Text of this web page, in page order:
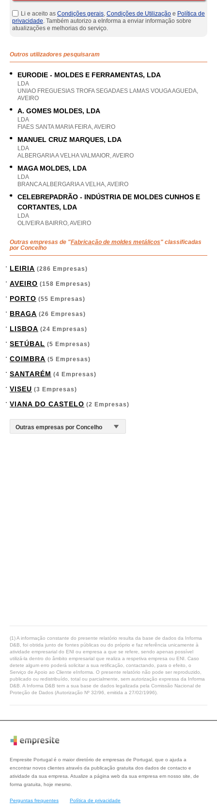
Li e aceito as Condições gerais, Condições de Utilização e Política de
privacidade. Também autorizo a eInforma a enviar informação sobre
atualizações e melhorias do serviço.
Outros utilizadores pesquisaram
EURODIE - MOLDES E FERRAMENTAS, LDA
LDA
UNIAO FREGUESIAS TROFA SEGADAES LAMAS VOUGA AGUEDA,
AVEIRO
A. GOMES MOLDES, LDA
LDA
FIAES SANTA MARIA FEIRA, AVEIRO
MANUEL CRUZ MARQUES, LDA
LDA
ALBERGARIA A VELHA VALMAIOR, AVEIRO
MAGA MOLDES, LDA
LDA
BRANCA ALBERGARIA A VELHA, AVEIRO
CELEBREPADRÃO - INDÚSTRIA DE MOLDES CUNHOS E
CORTANTES, LDA
LDA
OLIVEIRA BAIRRO, AVEIRO
Outras empresas de "Fabricação de moldes metálicos" classificadas
por Concelho
LEIRIA (286 Empresas)
AVEIRO (158 Empresas)
PORTO (55 Empresas)
BRAGA (26 Empresas)
LISBOA (24 Empresas)
SETÚBAL (5 Empresas)
COIMBRA (5 Empresas)
SANTARÉM (4 Empresas)
VISEU (3 Empresas)
VIANA DO CASTELO (2 Empresas)
(1) A informação constante do presente relatório resulta da base de dados da Informa
D&B, foi obtida junto de fontes públicas ou do próprio e faz referência unicamente à
atividade empresarial do ENI ou empresa a que se refere, sendo apenas possível
utilizá-la dentro do âmbito empresarial que realiza a respetiva empresa ou ENI. Caso
detete algum erro poderá solicitar a sua retificação, contactando, para o efeito, o
Serviço de Apoio ao Cliente eInforma. O presente relatório não pode ser reproduzido,
publicado ou redistribuído, total ou parcialmente, sem autorização expressa da Informa
D&B. A Informa D&B tem a sua base de dados legalizada pela Comissão Nacional de
Proteção de Dados (Autorização Nº 32/96, emitida a 27/02/1996).
Empresite Portugal é o maior diretório de empresas de Portugal, que o ajuda a
encontrar novos clientes através da publicação gratuita dos dados de contacto e
atividade da sua empresa. Atualize a página web da sua empresa em nosso site, de
forma gratuita, hoje mesmo.
Perguntas frequentes Política de privacidade